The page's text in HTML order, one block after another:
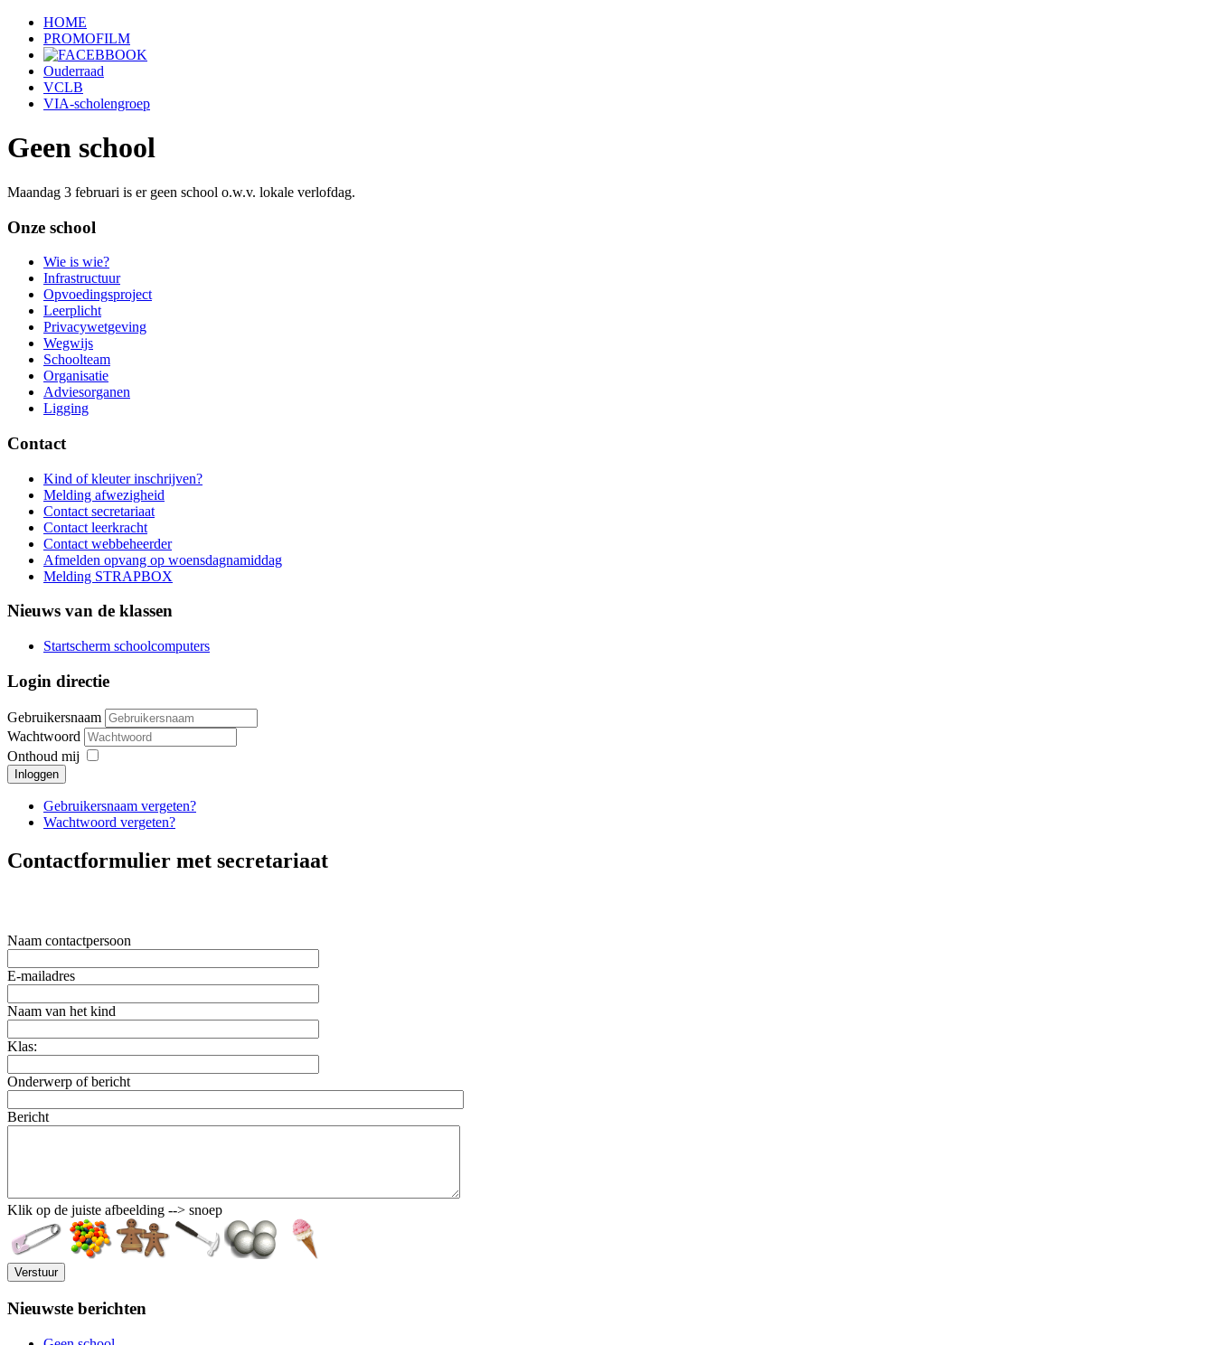
HOME
PROMOFILM
Ouderraad
VCLB
VIA-scholengroep
Geen school
Maandag 3 februari is er geen school o.w.v. lokale verlofdag.
Onze school
Wie is wie?
Infrastructuur
Opvoedingsproject
Leerplicht
Privacywetgeving
Wegwijs
Schoolteam
Organisatie
Adviesorganen
Ligging
Contact
Kind of kleuter inschrijven?
Melding afwezigheid
Contact secretariaat
Contact leerkracht
Contact webbeheerder
Afmelden opvang op woensdagnamiddag
Melding STRAPBOX
Nieuws van de klassen
Startscherm schoolcomputers
Login directie
Gebruikersnaam
Wachtwoord
Onthoud mij
Inloggen
Gebruikersnaam vergeten?
Wachtwoord vergeten?
Contactformulier met secretariaat
Naam contactpersoon
E-mailadres
Naam van het kind
Klas:
Onderwerp of bericht
Bericht
Klik op de juiste afbeelding --> snoep
Nieuwste berichten